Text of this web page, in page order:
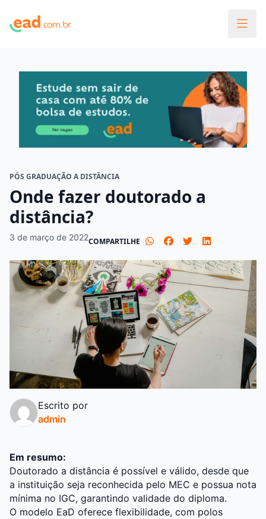
PÓS GRADUAÇÃO A DISTÂNCIA
Onde fazer doutorado a
distância?
3 de março de 2022COMPARTILHE
Escrito por
admin
Em resumo:
Doutorado a distância é possível e válido, desde que
a instituição seja reconhecida pelo MEC e possua nota
mínima no IGC, garantindo validade do diploma.
O modelo EaD oferece flexibilidade, com polos